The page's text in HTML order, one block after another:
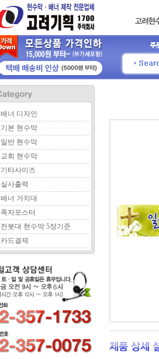
배너 디자인
기본 현수막
일반 현수막
교회 현수막
기타사이즈
실사출력
배너 거치대
족자포스터
전봇대 현수막 5장기준
카드결제